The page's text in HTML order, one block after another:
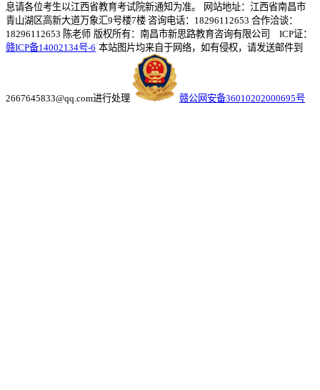
息请各位考生以江西省教育考试院新通知为准。
网站地址：江西省南昌市
青山湖区高新大道万象汇9号楼7楼 咨询电话：18296112653 合作洽谈：
18296112653 陈老师 版权所有：南昌市新思路教育咨询有限公司 ICP证：
赣ICP备14002134号-6 本站图片均来自于网络，如有侵权，请发送邮件到
2667645833@qq.com进行处理 赣公网安备36010202000695号